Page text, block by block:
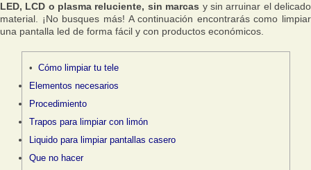
LED, LCD o plasma reluciente, sin marcas y sin arruinar el delicado
material. ¡No busques más! A continuación encontrarás como limpiar
una pantalla led de forma fácil y con productos económicos.
Cómo limpiar tu tele
Elementos necesarios
Procedimiento
Trapos para limpiar con limón
Liquido para limpiar pantallas casero
Que no hacer